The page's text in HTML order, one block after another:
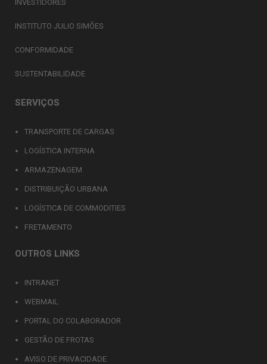
INVESTIDORES
INSTITUTO JULIO SIMÕES
CONFORMIDADE
SUSTENTABILIDADE
SERVIÇOS
TRANSPORTE DE CARGAS
LOGÍSTICA INTERNA
ARMAZENAGEM
DISTRIBUIÇÃO URBANA
LOGÍSTICA DE COMMODITIES
FRETAMENTO
OUTROS LINKS
INTRANET
WEBMAIL
PORTAL DO COLABORADOR
GESTÃO DE FROTAS
AVISO DE PRIVACIDADE